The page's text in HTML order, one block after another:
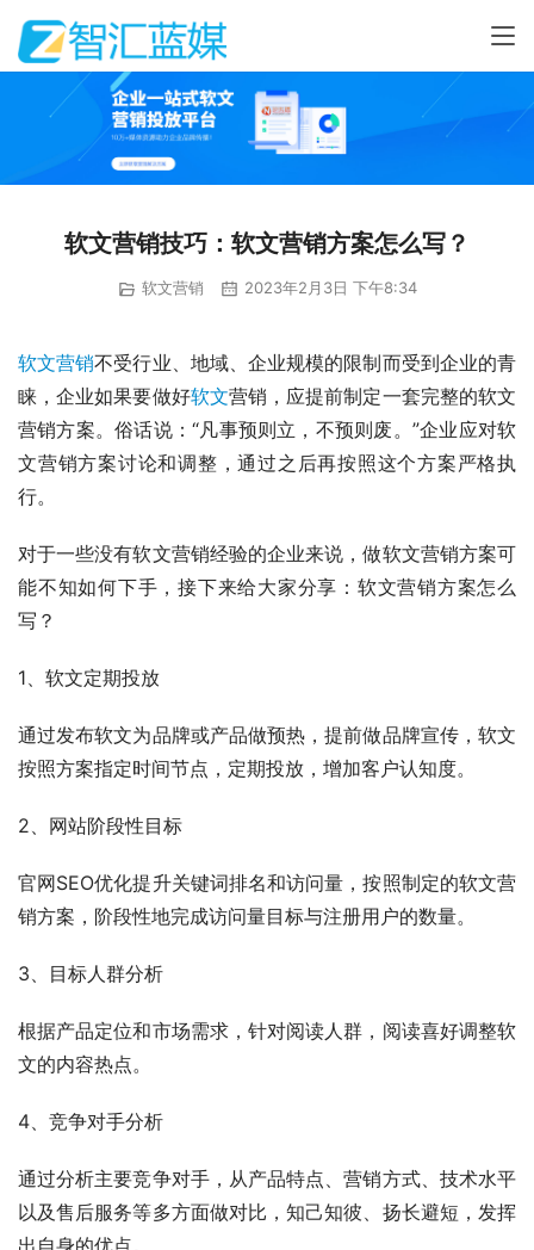
软文营销技巧：软文营销方案怎么写？
软文营销 2023年2月3日 下午8:34
软文营销不受行业、地域、企业规模的限制而受到企业的青
睐，企业如果要做好软文营销，应提前制定一套完整的软文
营销方案。俗话说：“凡事预则立，不预则废。”企业应对软
文营销方案讨论和调整，通过之后再按照这个方案严格执
行。
对于一些没有软文营销经验的企业来说，做软文营销方案可
能不知如何下手，接下来给大家分享：软文营销方案怎么
写？
1、软文定期投放
通过发布软文为品牌或产品做预热，提前做品牌宣传，软文
按照方案指定时间节点，定期投放，增加客户认知度。
2、网站阶段性目标
官网SEO优化提升关键词排名和访问量，按照制定的软文营
销方案，阶段性地完成访问量目标与注册用户的数量。
3、目标人群分析
根据产品定位和市场需求，针对阅读人群，阅读喜好调整软
文的内容热点。
4、竞争对手分析
通过分析主要竞争对手，从产品特点、营销方式、技术水平
以及售后服务等多方面做对比，知己知彼、扬长避短，发挥
出自身的优点。